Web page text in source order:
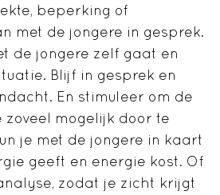
beperking of
met de jongere in gesprek.
de jongere zelf gaat en
Blijf in gesprek en
En stimuleer om de
mogelijk door te
je met de jongere in kaart
geeft en energie kost. Of
zodat je zicht krijgt